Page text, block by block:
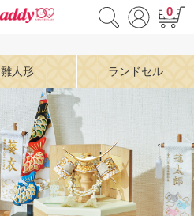
0
雛人形 ランドセル